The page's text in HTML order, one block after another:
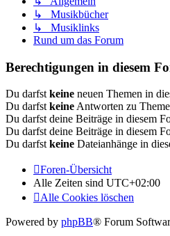
↳ Musikbücher
↳ Musiklinks
Rund um das Forum
Berechtigungen in diesem
Du darfst keine neuen Themen in
Du darfst keine Antworten zu
Du darfst deine Beiträge in diesem
Du darfst deine Beiträge in diesem
Du darfst keine Dateianhänge in
Foren-Übersicht
Alle Zeiten sind UTC+02:00
Alle Cookies löschen
Powered by phpBB® Forum